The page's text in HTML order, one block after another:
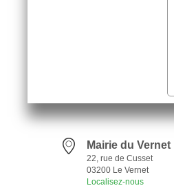
Mairie du Vernet
22, rue de Cusset
03200 Le Vernet
Localisez-nous